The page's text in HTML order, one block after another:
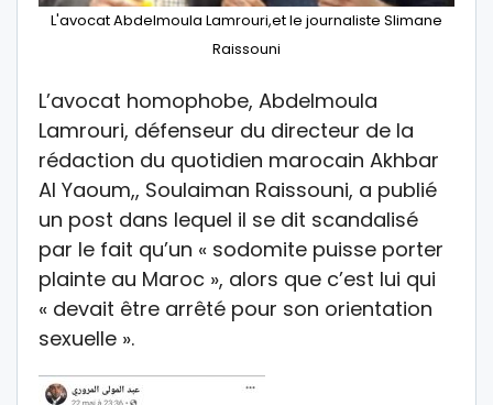
L'avocat Abdelmoula Lamrouri,et le journaliste Slimane
Raissouni
L’avocat homophobe, Abdelmoula
Lamrouri, défenseur du directeur de la
rédaction du quotidien marocain Akhbar
Al Yaoum,, Soulaiman Raissouni, a publié
un post dans lequel il se dit scandalisé
par le fait qu’un « sodomite puisse porter
plainte au Maroc », alors que c’est lui qui
« devait être arrêté pour son orientation
sexuelle ».